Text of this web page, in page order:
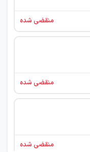
منقضی شده
منقضی شده
منقضی شده